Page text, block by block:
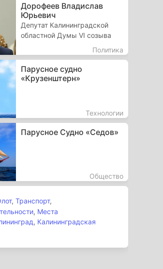
Дорофеев Владислав
Юрьевич
Депутат Калининградской
областной Думы VI созыва
Политика
Парусное судно
«Крузенштерн»
Технологии
Парусное Судно «Седов»
Общество
,Транспорт,
, Места
, Калининградская